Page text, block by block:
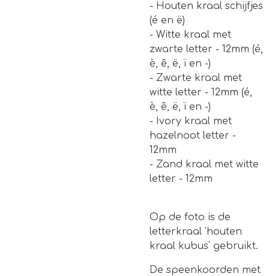
- Houten kraal schijfjes
(é en ë)
- Witte kraal met
zwarte letter - 12mm (é,
è, ê, ë, ï en -)
- Zwarte kraal met
witte letter - 12mm (é,
è, ê, ë, ï en -)
- Ivory kraal met
hazelnoot letter -
12mm
- Zand kraal met witte
letter - 12mm
Op de foto is de
letterkraal 'houten
kraal kubus' gebruikt.
De speenkoorden met